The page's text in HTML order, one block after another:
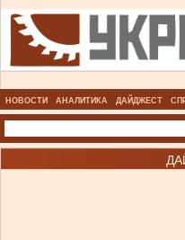
НОВОСТИ АНАЛИТИКА ДАЙДЖЕСТ